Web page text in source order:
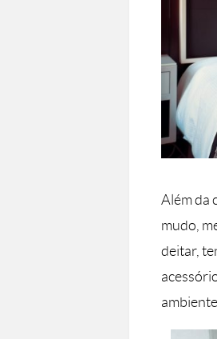
Além da
mudo,
deitar,